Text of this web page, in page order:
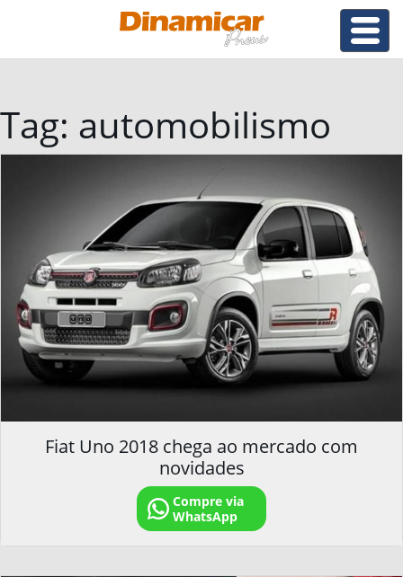
Tag: automobilismo
Fiat Uno 2018 chega ao mercado com
novidades
Compre via
WhatsApp